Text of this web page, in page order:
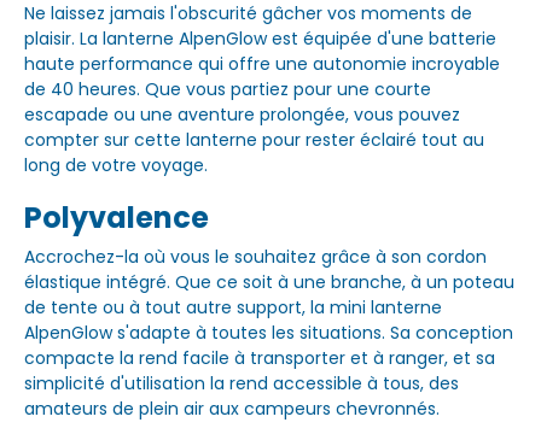
Ne laissez jamais l'obscurité gâcher vos moments de
plaisir. La lanterne AlpenGlow est équipée d'une batterie
haute performance qui offre une autonomie incroyable
de 40 heures. Que vous partiez pour une courte
escapade ou une aventure prolongée, vous pouvez
compter sur cette lanterne pour rester éclairé tout au
long de votre voyage.
Polyvalence
Accrochez-la où vous le souhaitez grâce à son cordon
élastique intégré. Que ce soit à une branche, à un poteau
de tente ou à tout autre support, la mini lanterne
AlpenGlow s'adapte à toutes les situations. Sa conception
compacte la rend facile à transporter et à ranger, et sa
simplicité d'utilisation la rend accessible à tous, des
amateurs de plein air aux campeurs chevronnés.